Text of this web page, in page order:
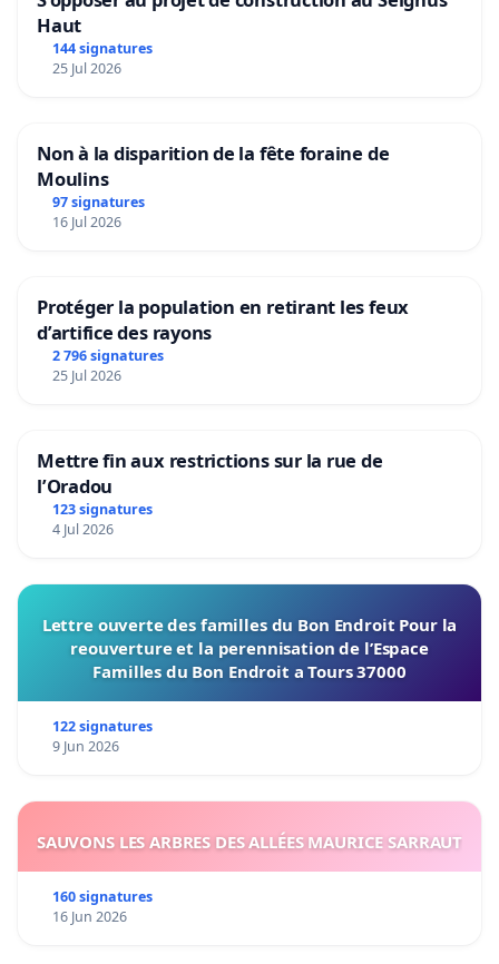
Haut
144 signatures
25 Jul 2026
Non à la disparition de la fête foraine de
Moulins
97 signatures
16 Jul 2026
Protéger la population en retirant les feux
d’artifice des rayons
2 796 signatures
25 Jul 2026
Mettre fin aux restrictions sur la rue de
l’Oradou
123 signatures
4 Jul 2026
Lettre ouverte des familles du Bon Endroit Pour la
reouverture et la perennisation de l’Espace
Familles du Bon Endroit a Tours 37000
122 signatures
9 Jun 2026
SAUVONS LES ARBRES DES ALLÉES MAURICE SARRAUT
160 signatures
16 Jun 2026